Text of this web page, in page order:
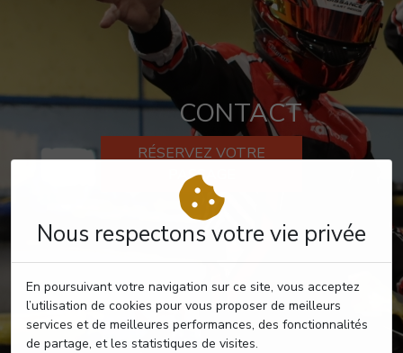
Nous respectons votre vie privée
En poursuivant votre navigation sur ce site, vous acceptez
l’utilisation de cookies pour vous proposer de meilleurs
services et de meilleures performances, des fonctionnalités
de partage, et les statistiques de visites.
CONTACT
RÉSERVEZ VOTRE
PASSAGE